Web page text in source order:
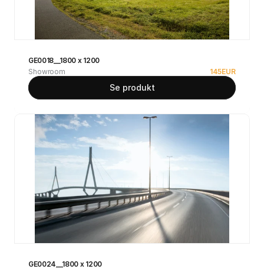
GE0018__1800 x 1200
Showroom
145EUR
Se produkt
GE0024__1800 x 1200